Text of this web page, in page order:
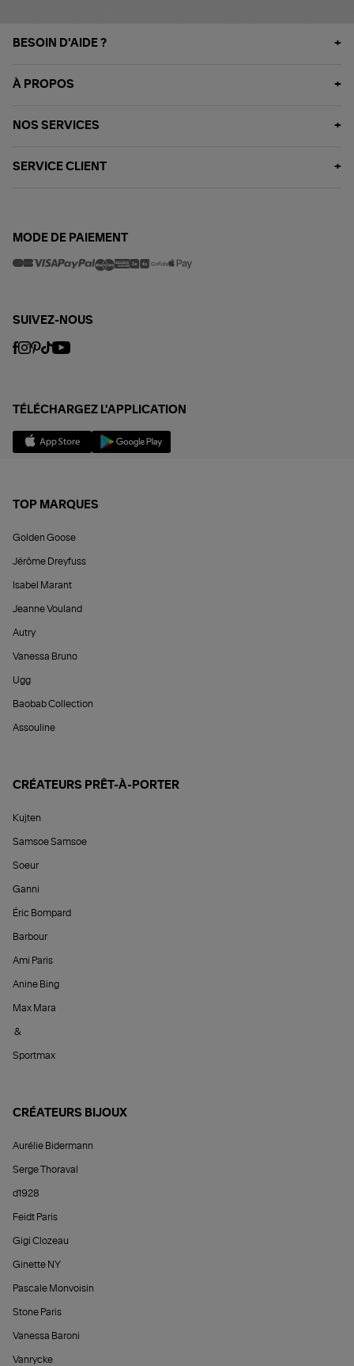
BESOIN D'AIDE ?
À PROPOS
NOS SERVICES
SERVICE CLIENT
MODE DE PAIEMENT
SUIVEZ-NOUS
TÉLÉCHARGEZ L'APPLICATION
TOP MARQUES
Golden Goose
Jérôme Dreyfuss
Isabel Marant
Jeanne Vouland
Autry
Vanessa Bruno
Ugg
Baobab Collection
Assouline
CRÉATEURS PRÊT-À-PORTER
Kujten
Samsoe Samsoe
Soeur
Ganni
Éric Bompard
Barbour
Ami Paris
Anine Bing
Max Mara
&
Sportmax
CRÉATEURS BIJOUX
Aurélie Bidermann
Serge Thoraval
d1928
Feidt Paris
Gigi Clozeau
Ginette NY
Pascale Monvoisin
Stone Paris
Vanessa Baroni
Vanrycke